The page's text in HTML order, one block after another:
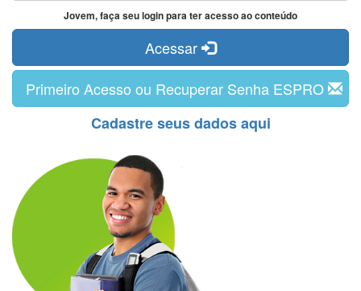
Jovem, faça seu login para ter acesso ao conteúdo
Acessar
Primeiro Acesso ou Recuperar Senha ESPRO
Cadastre seus dados aqui